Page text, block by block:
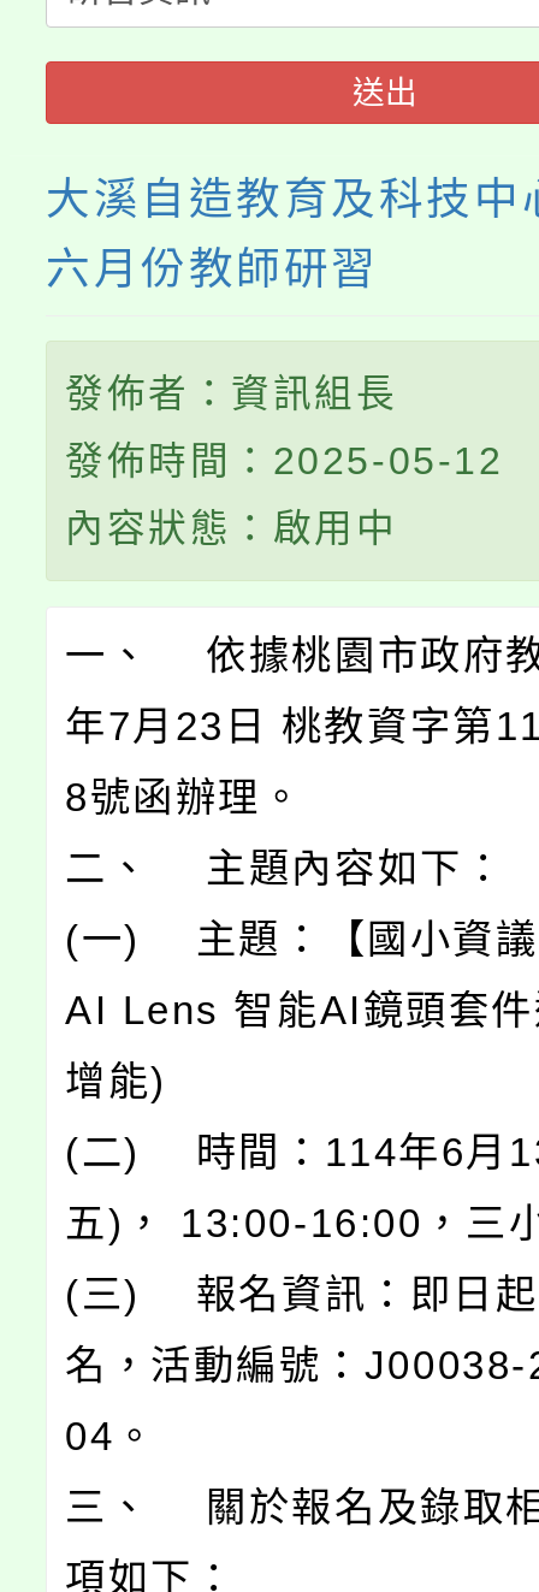
代理(課)教師甄選結果(
轉知中國文化大學推廣
《TA101》溝通分析基
程，歡迎學生輔導中心
心理、諮商輔導、社會
送出
大溪自造教育及科技
六月份教師研習
發佈者：資訊組長
發佈時間：2025-05-12
內容狀態：啟用中
一、 依據桃園市政府
年7月23日 桃教資字第
8號函辦理。
二、 主題內容如下：
(一) 主題：【國小資
AI Lens 智能AI鏡頭套
增能)
(二) 時間：114年6月
五)， 13:00-16:00，三
(三) 報名資訊：即日起
名，活動編號：
04。
三、 關於報名及錄取
項如下：